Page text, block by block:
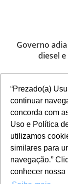
“Prezado(a)
continuar
concorda com
Uso e Política
utilizamos
similares para
navegação.”
conhecer nossa
Governo
diesel